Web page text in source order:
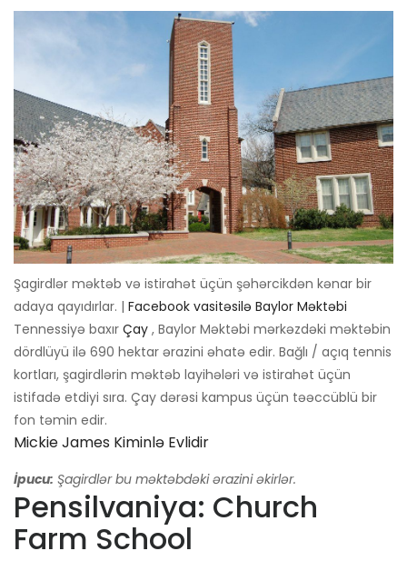
Şagirdlər məktəb və istirahət üçün şəhərcikdən kənar bir
adaya qayıdırlar. | Facebook vasitəsilə Baylor Məktəbi
Tennessiyə baxır Çay , Baylor Məktəbi mərkəzdəki məktəbin
dördlüyü ilə 690 hektar ərazini əhatə edir. Bağlı / açıq tennis
kortları, şagirdlərin məktəb layihələri və istirahət üçün
istifadə etdiyi sıra. Çay dərəsi kampus üçün təəccüblü bir
fon təmin edir.
Mickie James Kiminlə Evlidir
İpucu: Şagirdlər bu məktəbdəki ərazini əkirlər.
Pensilvaniya: Church
Farm School